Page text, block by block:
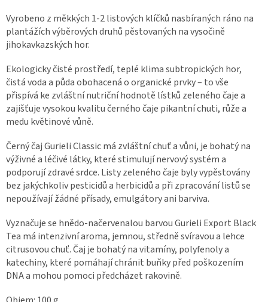
Vyrobeno z měkkých 1-2 listových klíčků nasbíraných ráno na
plantážích výběrových druhů pěstovaných na vysočině
jihokavkazských hor.
Ekologicky čisté prostředí, teplé klima subtropických hor,
čistá voda a půda obohacená o organické prvky – to vše
přispívá ke zvláštní nutriční hodnotě lístků zeleného čaje a
zajišťuje vysokou kvalitu černého čaje pikantní chuti, růže a
medu květinové vůně.
Černý čaj Gurieli Classic má zvláštní chuť a vůni, je bohatý na
výživné a léčivé látky, které stimulují nervový systém a
podporují zdravé srdce. Listy zeleného čaje byly vypěstovány
bez jakýchkoliv pesticidů a herbicidů a při zpracování listů se
nepoužívají žádné přísady, emulgátory ani barviva.
Vyznačuje se hnědo-načervenalou barvou Gurieli Export Black
Tea má intenzivní aroma, jemnou, středně svíravou a lehce
citrusovou chuť. Čaj je bohatý na vitamíny, polyfenoly a
katechiny, které pomáhají chránit buňky před poškozením
DNA a mohou pomoci předcházet rakovině.